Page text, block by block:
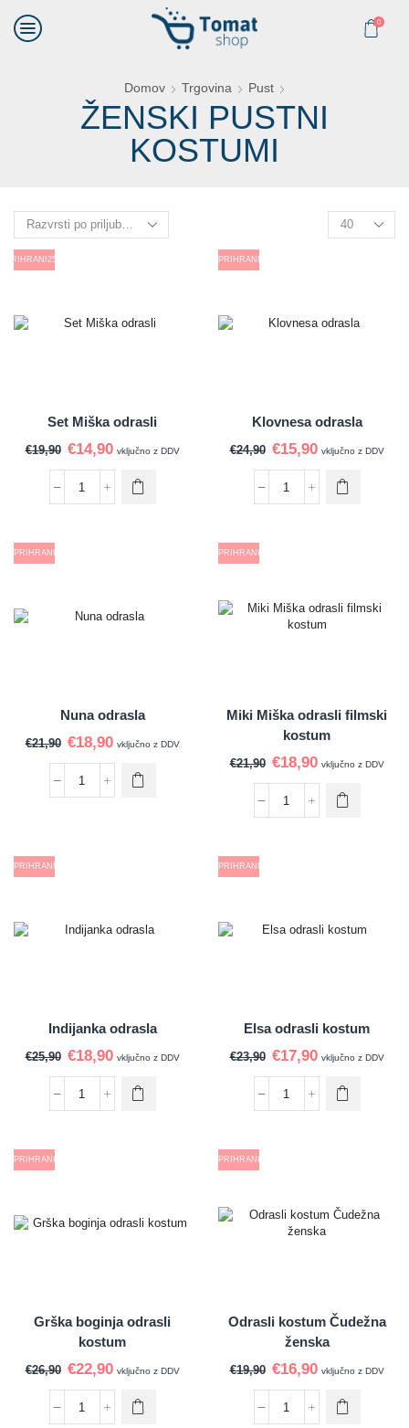
0
Domov Trgovina Pust
ŽENSKI PUSTNI
KOSTUMI
PRIHRANI 25%
Set Miška odrasli
€19,90 €14,90 vključno z DDV
PRIHRANI
Klovnesa odrasla
€24,90 €15,90 vključno z DDV
PRIHRANI
Nuna odrasla
€21,90 €18,90 vključno z DDV
PRIHRANI
Miki Miška odrasli filmski
kostum
€21,90 €18,90 vključno z DDV
PRIHRANI
Indijanka odrasla
€25,90 €18,90 vključno z DDV
PRIHRANI
Elsa odrasli kostum
€23,90 €17,90 vključno z DDV
PRIHRANI
Grška boginja odrasli
kostum
€26,90 €22,90 vključno z DDV
PRIHRANI
Odrasli kostum Čudežna
ženska
€19,90 €16,90 vključno z DDV